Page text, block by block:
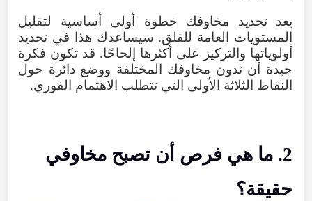
يعد تحديد مخاوفك خطوة أولى أساسية لتقليل
المستويات العامة للقلق. سيساعدك هذا في تحديد
أولوياتها والتركيز على أكثرها إلحاحًا. قد تكون فكرة
جيدة أن تدون مخاوفك المختلفة ووضع دائرة حول
النقاط الثلاثة الأولى التي تتطلب الاهتمام الفوري.
2. ما هي فرص أن تصبح مخاوفي
حقيقة؟